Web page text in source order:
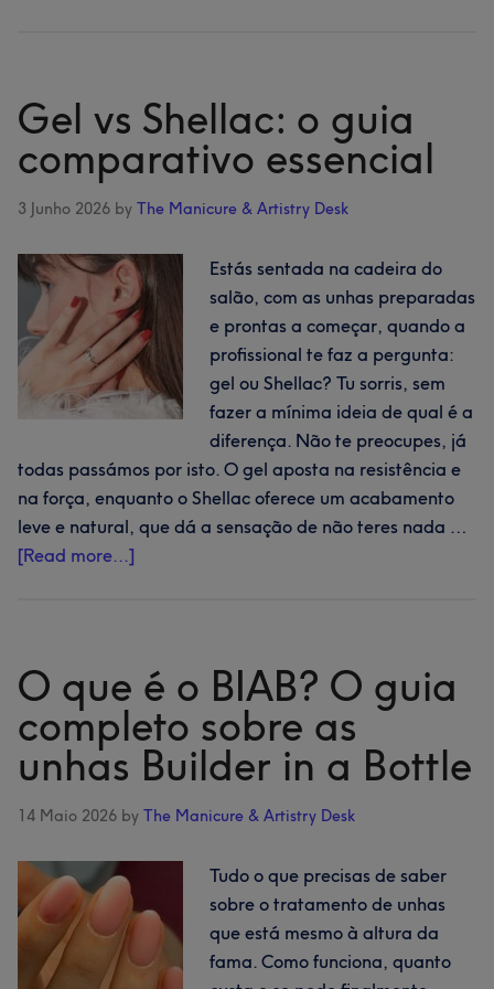
o
que
Gel vs Shellac: o guia
comparativo essencial
3 Junho 2026 by The Manicure & Artistry Desk
Estás sentada na cadeira do
salão, com as unhas preparadas
e prontas a começar, quando a
profissional te faz a pergunta:
gel ou Shellac? Tu sorris, sem
fazer a mínima ideia de qual é a
diferença. Não te preocupes, já
todas passámos por isto. O gel aposta na resistência e
na força, enquanto o Shellac oferece um acabamento
leve e natural, que dá a sensação de não teres nada …
[Read more...]
guia
comparativo
essencial
O que é o BIAB? O guia
completo sobre as
unhas Builder in a Bottle
14 Maio 2026 by The Manicure & Artistry Desk
Tudo o que precisas de saber
sobre o tratamento de unhas
que está mesmo à altura da
fama. Como funciona, quanto